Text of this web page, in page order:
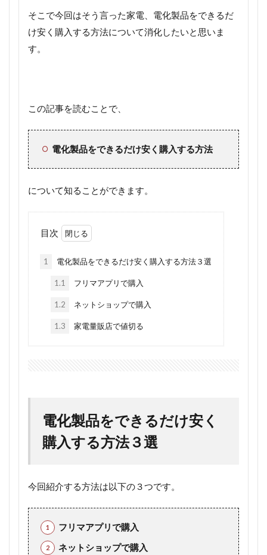
そこで今回はそう言った家電、電化製品をできるだ
け安く購入する方法について消化したいと思いま
す。
この記事を読むことで、
電化製品をできるだけ安く購入する方法
について知ることができます。
目次
1 電化製品をできるだけ安く購入する方法３選
1.1 フリマアプリで購入
1.2 ネットショップで購入
1.3 家電量販店で値切る
電化製品をできるだけ安く
購入する方法３選
今回紹介する方法は以下の３つです。
フリマアプリで購入
ネットショップで購入